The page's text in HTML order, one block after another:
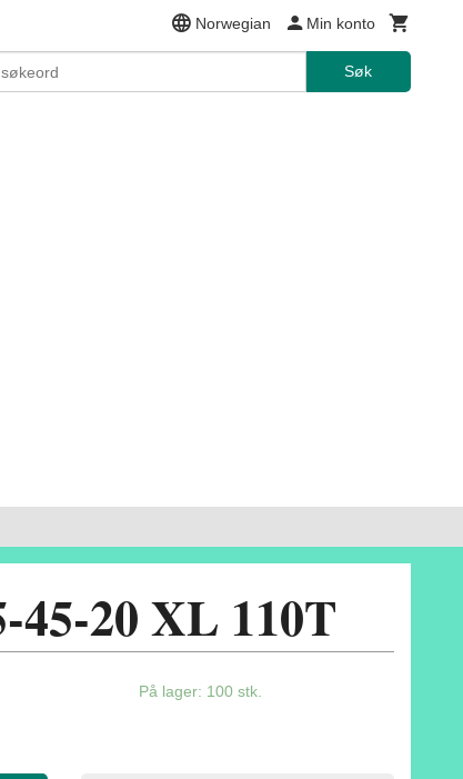
Norwegian Min konto
Søk
45-20 XL 110T
På lager: 100 stk.